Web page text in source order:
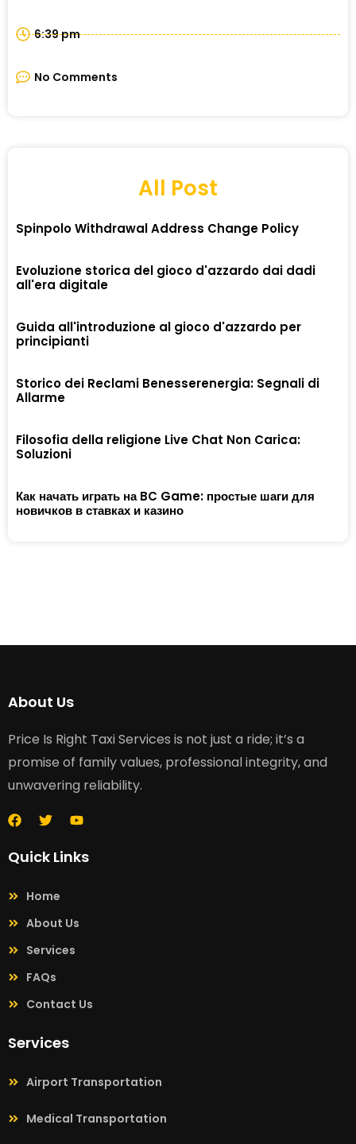
6:39 pm
No Comments
All Post
Spinpolo Withdrawal Address Change Policy
Evoluzione storica del gioco d'azzardo dai dadi
all'era digitale
Guida all'introduzione al gioco d'azzardo per
principianti
Storico dei Reclami Benesserenergia: Segnali di
Allarme
Filosofia della religione Live Chat Non Carica:
Soluzioni
Как начать играть на BC Game: простые шаги для
новичков в ставках и казино
About Us
Price Is Right Taxi Services is not just a ride; it’s a
promise of family values, professional integrity, and
unwavering reliability.
Quick Links
Home
About Us
Services
FAQs
Contact Us
Services
Airport Transportation
Medical Transportation